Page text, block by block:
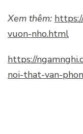
Xem thêm:
vuon-nho.html
https://
noi-that-van-